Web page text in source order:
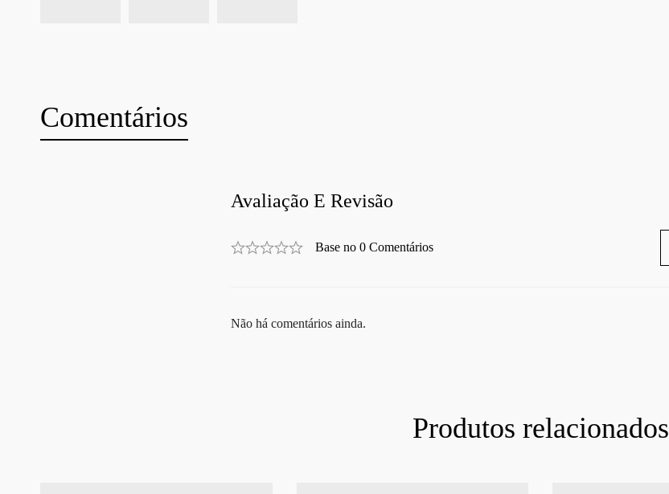
Comentários
Avaliação E Revisão
Base no 0 Comentários
Não há comentários ainda.
Produtos relacionados